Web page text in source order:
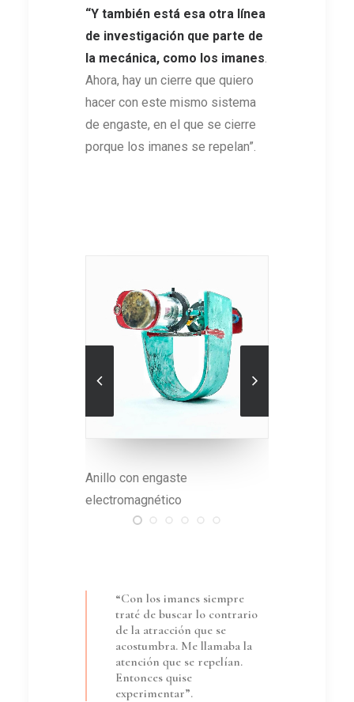
“Y también está esa otra línea
de investigación que parte de
la mecánica, como los imanes.
Ahora, hay un cierre que quiero
hacer con este mismo sistema
de engaste, en el que se cierre
porque los imanes se repelan”.
La pieza está revestida con
esmalte sintético
“Con los imanes siempre
traté de buscar lo contrario
de la atracción que se
acostumbra. Me llamaba la
atención que se repelían.
Entonces quise
experimentar”.